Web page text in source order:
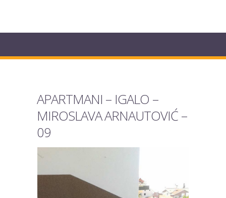
APARTMANI – IGALO –
MIROSLAVA ARNAUTOVIĆ –
09